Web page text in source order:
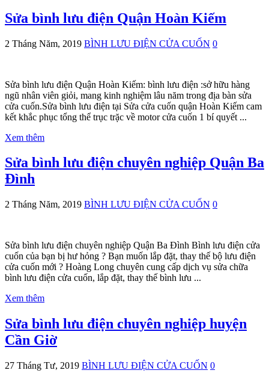
Sửa bình lưu điện Quận Hoàn Kiếm
2 Tháng Năm, 2019 BÌNH LƯU ĐIỆN CỬA CUỐN 0
Sửa bình lưu điện Quận Hoàn Kiếm: bình lưu điện :sở hữu hàng
ngũ nhân viên giỏi, mang kinh nghiệm lâu năm trong địa bàn sửa
cửa cuốn.Sửa bình lưu điện tại Sửa cửa cuốn quận Hoàn Kiếm cam
kết khắc phục tổng thể trục trặc về motor cửa cuốn 1 bí quyết ...
Xem thêm
Sửa bình lưu điện chuyên nghiệp Quận Ba
Đình
2 Tháng Năm, 2019 BÌNH LƯU ĐIỆN CỬA CUỐN 0
Sửa bình lưu điện chuyên nghiệp Quận Ba Đình Bình lưu điện cửa
cuốn của bạn bị hư hỏng ? Bạn muốn lắp đặt, thay thế bộ lưu điện
cửa cuốn mới ? Hoàng Long chuyên cung cấp dịch vụ sửa chữa
bình lưu điện cửa cuốn, lắp đặt, thay thế bình lưu ...
Xem thêm
Sửa bình lưu điện chuyên nghiệp huyện
Cần Giờ
27 Tháng Tư, 2019 BÌNH LƯU ĐIỆN CỬA CUỐN 0